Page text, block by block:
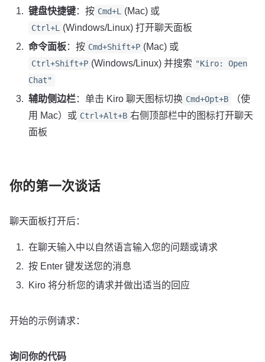
键盘快捷键：按 Cmd+L (Mac) 或
Ctrl+L
(Windows/Linux) 打开聊天面板
命令面板 ：按 Cmd+Shift+P (Mac) 或
Ctrl+Shift+P (Windows/Linux) 并搜索 "Kiro: Open
Chat"
辅助侧边栏：单击 Kiro 聊天图标切换 Cmd+Opt+B
（使
用 Mac）或 Ctrl+Alt+B 右侧顶部栏中的图标打开聊天
面板
你的第一次谈话
聊天面板打开后：
在聊天输入中以自然语言输入您的问题或请求
按 Enter 键发送您的消息
Kiro 将分析您的请求并做出适当的回应
开始的示例请求：
询问你的代码